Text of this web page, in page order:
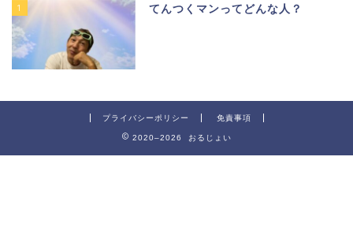
1 てんつくマンってどんな人？
プライバシーポリシー 免責事項
2020–2026 おるじょい